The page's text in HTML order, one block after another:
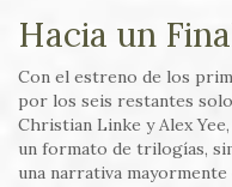
Hacia un
Con el estreno de los
por los seis restantes
Christian Linke y Alex
un formato de trilogías,
una narrativa